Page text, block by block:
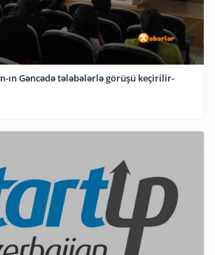
ın Gəncədə tələbələrlə görüşü keçirilir-